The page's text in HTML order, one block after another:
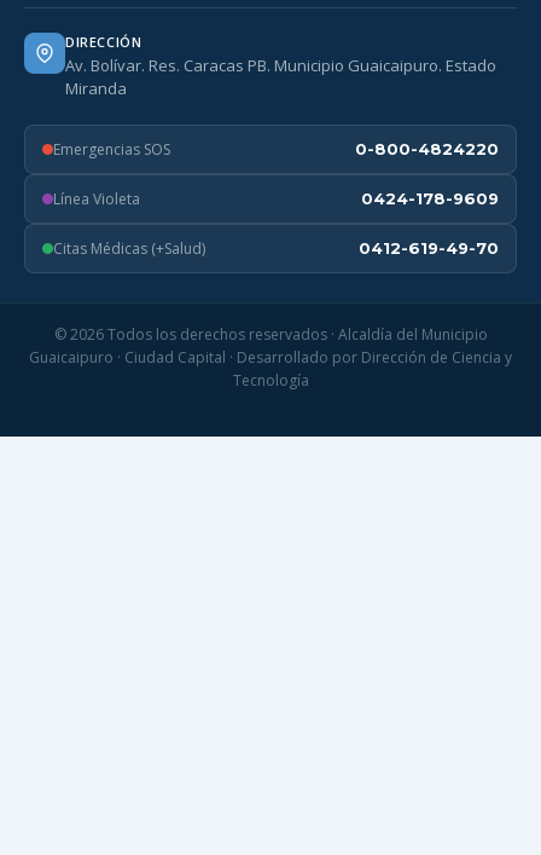
DIRECCIÓN
Av. Bolívar. Res. Caracas PB. Municipio Guaicaipuro. Estado
Miranda
Emergencias SOS 0-800-4824220
Línea Violeta 0424-178-9609
Citas Médicas (+Salud) 0412-619-49-70
© 2026 Todos los derechos reservados · Alcaldía del Municipio
Guaicaipuro · Ciudad Capital · Desarrollado por Dirección de Ciencia y
Tecnología